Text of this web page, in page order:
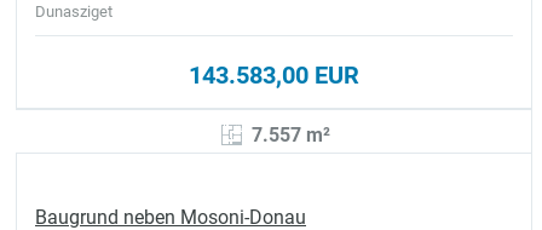
Dunasziget
143.583,00 EUR
7.557 m²
Baugrund neben Mosoni-Donau